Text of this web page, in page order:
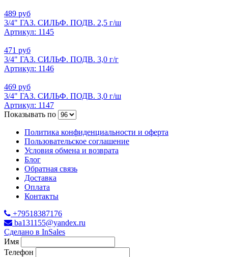
489 руб
3/4" ГАЗ. СИЛЬФ. ПОДВ. 2,5 г/ш
Артикул: 1145
471 руб
3/4" ГАЗ. СИЛЬФ. ПОДВ. 3,0 г/г
Артикул: 1146
469 руб
3/4" ГАЗ. СИЛЬФ. ПОДВ. 3,0 г/ш
Артикул: 1147
Показывать по
Политика конфиденциальности и оферта
Пользовательское соглашение
Условия обмена и возврата
Блог
Обратная связь
Доставка
Оплата
Контакты
+79518387176
ba131155@yandex.ru
Сделано в InSales
Имя
Телефон